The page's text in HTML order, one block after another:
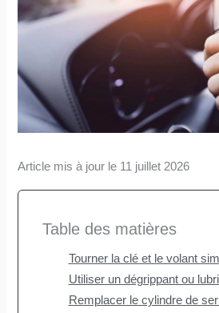
Article mis à jour le 11 juillet 2026
Table des matières
Tourner la clé et le volant
Utiliser un dégrippant ou
Remplacer le cylindre de